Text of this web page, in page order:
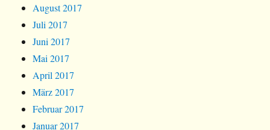
August 2017
Juli 2017
Juni 2017
Mai 2017
April 2017
März 2017
Februar 2017
Januar 2017